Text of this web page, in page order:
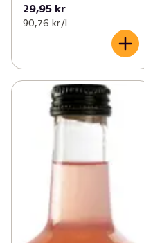
29,95 kr
90,76 kr /l